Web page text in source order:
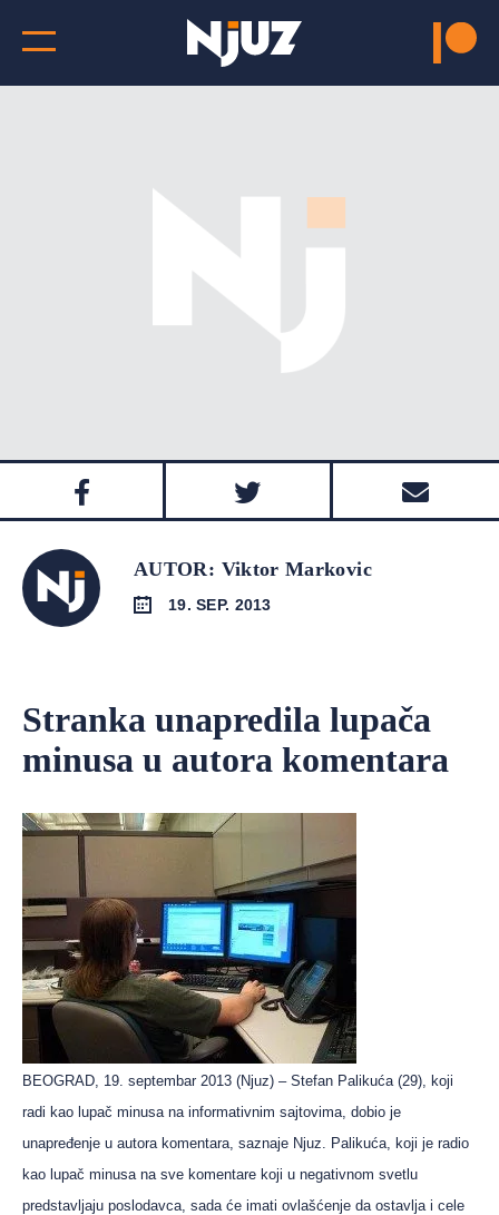
AUTOR: Viktor Markovic
19. SEP. 2013
Stranka unapredila lupača
minusa u autora komentara
BEOGRAD, 19. septembar 2013 (Njuz) – Stefan Palikuća (29), koji
radi kao lupač minusa na informativnim sajtovima, dobio je
unapređenje u autora komentara, saznaje Njuz. Palikuća, koji je radio
kao lupač minusa na sve komentare koji u negativnom svetlu
predstavljaju poslodavca, sada će imati ovlašćenje da ostavlja i cele